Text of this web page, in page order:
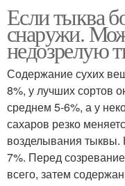
Если тыква
снаружи.
недозрелую
Содержание сухих
8%, у лучших сортов
среднем 5-6%, а у
сахаров резко
возделывания тыквы.
7%. Перед
всего, затем